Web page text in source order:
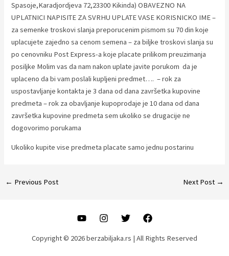
Spasoje,Karadjordjeva 72,23300 Kikinda) OBAVEZNO NA
UPLATNICI NAPISITE ZA SVRHU UPLATE VASE KORISNICKO IME –
za semenke troskovi slanja preporucenim pismom su 70 din koje
uplacujete zajedno sa cenom semena – za biljke troskovi slanja su
po cenovniku Post Express-a koje placate prilikom preuzimanja
posiljke Molim vas da nam nakon uplate javite porukom da je
uplaceno da bi vam poslali kupljeni predmet…. – rok za
uspostavljanje kontakta je 3 dana od dana završetka kupovine
predmeta – rok za obavljanje kupoprodaje je 10 dana od dana
završetka kupovine predmeta sem ukoliko se drugacije ne
dogovorimo porukama
Ukoliko kupite vise predmeta placate samo jednu postarinu
Post
← Previous Post Next Post →
Copyright © 2026 berzabiljaka.rs | All Rights Reserved